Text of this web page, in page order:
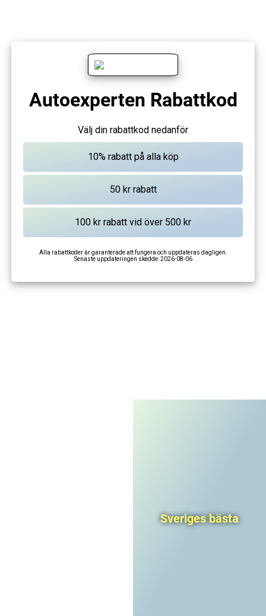
Autoexperten Rabattkod
Välj din rabattkod nedanför
Alla rabattkoder är garanterade att fungera och uppdateras dagligen.
Senaste uppdateringen skedde:2026-08-06
Sveriges bästa